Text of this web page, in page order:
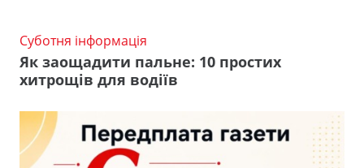
Суботня інформація
Як заощадити пальне: 10 простих
хитрощів для водіїв